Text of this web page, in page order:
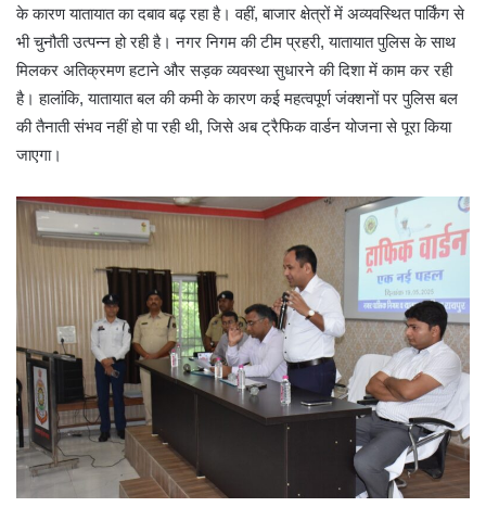
के कारण यातायात का दबाव बढ़ रहा है। वहीं, बाजार क्षेत्रों में अव्यवस्थित पार्किंग से
भी चुनौती उत्पन्न हो रही है। नगर निगम की टीम प्रहरी, यातायात पुलिस के साथ
मिलकर अतिक्रमण हटाने और सड़क व्यवस्था सुधारने की दिशा में काम कर रही
है। हालांकि, यातायात बल की कमी के कारण कई महत्वपूर्ण जंक्शनों पर पुलिस बल
की तैनाती संभव नहीं हो पा रही थी, जिसे अब ट्रैफिक वार्डन योजना से पूरा किया
जाएगा।